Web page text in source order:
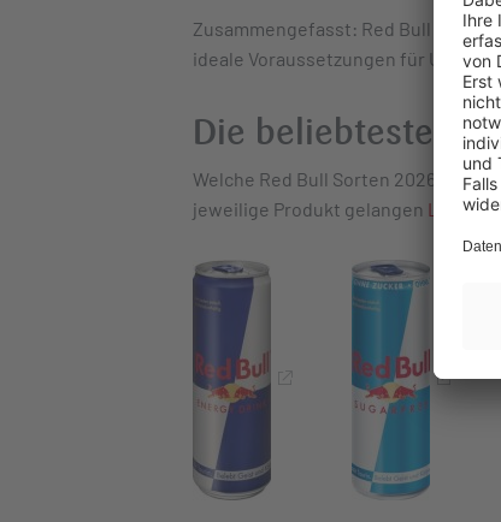
Zusammengefasst: Red Bull
ideale Voraussetzungen für Umsatz
Die beliebtesten
Welche Red Bull Sorten 2026
jeweilige Produkt gelangen